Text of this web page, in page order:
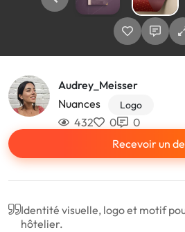
Audrey_Meisser
Nuances
Logo
432 0
0
Recevoir un
Identité visuelle, logo et motif
hôtelier.